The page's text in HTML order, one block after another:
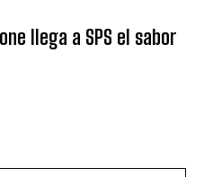
llega a SPS el sabor